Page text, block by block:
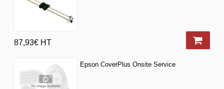
87,93€ HT
Epson CoverPlus Onsite Service